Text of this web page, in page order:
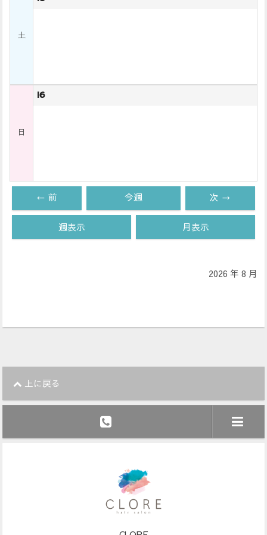
土
日
16
← 前 今週 次 →
週表示 月表示
2026 年 8 月
上に戻る